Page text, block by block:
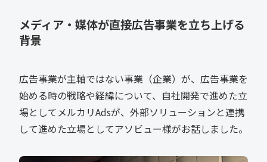
メディア・媒体が直接広告事業を立ち上げる
背景
広告事業が主軸ではない事業（企業）が、広告事業を
始める時の戦略や経緯について、自社開発で進めた立
場としてメルカリAdsが、外部ソリューションと連携
して進めた立場としてアソビュー様がお話しました。